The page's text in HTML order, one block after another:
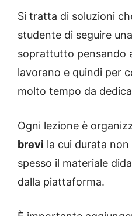
Si tratta di soluzioni
studente di seguire
soprattutto pensando
lavorano e quindi per
molto tempo da
Ogni lezione è
brevi la cui durata
spesso il materiale
dalla piattaforma.